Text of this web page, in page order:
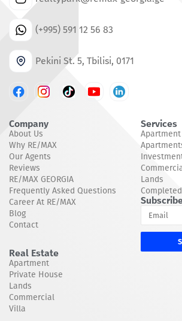
(+995) 591 12 56 83
Pekini St. 5, Tbilisi, 0171
Company
About Us
Why RE/MAX
Our Agents
Reviews
RE/MAX GEORGIA
Frequently Asked Questions
Career At RE/MAX
Blog
Contact
Real Estate
Apartment
Private House
Lands
Commercial
Villa
Services
Lands